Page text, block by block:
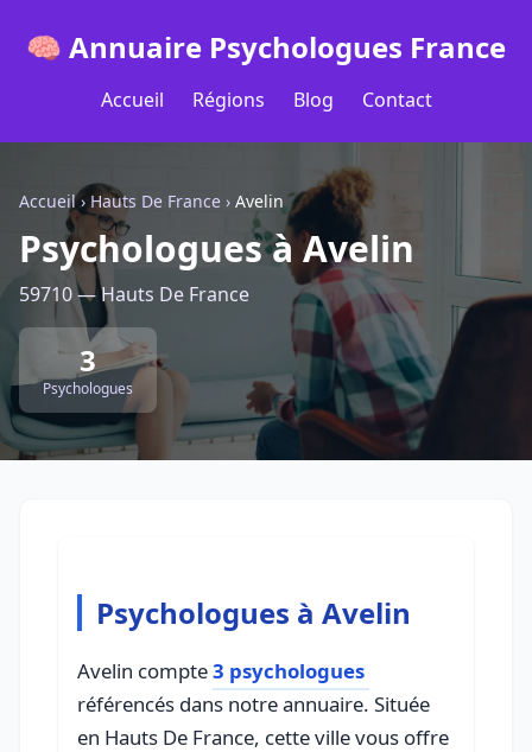
🧠 Annuaire Psychologues France
Accueil Régions Blog Contact
Accueil› Hauts De France › Avelin
Psychologues à Avelin
59710 — Hauts De France
3
Psychologues
Psychologues à Avelin
Avelin compte3 psychologues
référencés dans notre annuaire. Située
en Hauts De France, cette ville vous offre